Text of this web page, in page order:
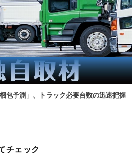
包予測」、トラック必要台数の迅速把握
チェック